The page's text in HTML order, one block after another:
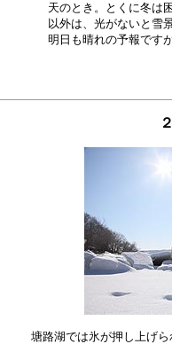
天のとき。とくに冬は
以外は、光がないと雪
塘路湖では氷が押し上げ